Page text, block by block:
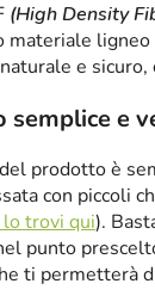
(High Density
materiale ligneo
e
semplice e
prodotto è
con piccoli
trovi qui).
punto
ti permetterà